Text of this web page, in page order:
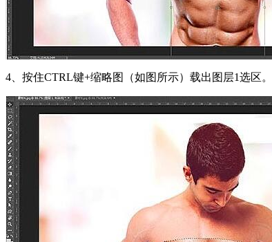
4、按住CTRL键+缩略图（如图所示）载出图层1选区。